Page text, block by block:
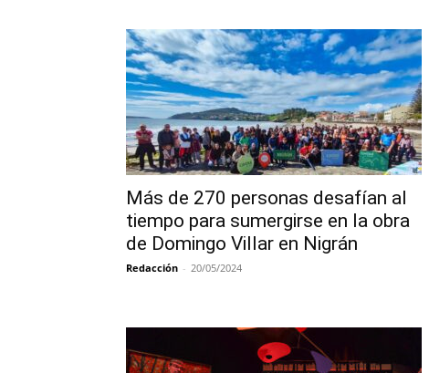
Más de 270 personas desafían al
tiempo para sumergirse en la obra
de Domingo Villar en Nigrán
Redacción - 20/05/2024